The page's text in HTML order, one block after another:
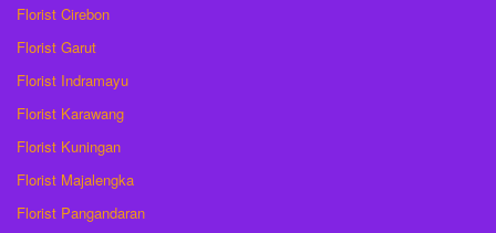
Florist Cirebon
Florist Garut
Florist Indramayu
Florist Karawang
Florist Kuningan
Florist Majalengka
Florist Pangandaran